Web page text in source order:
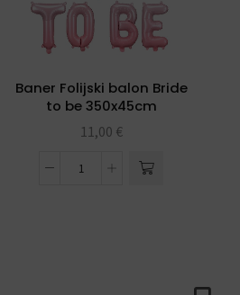
Baner Folijski balon Bride
to be 350x45cm
11,00 €